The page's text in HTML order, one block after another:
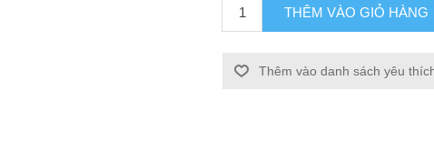
THÊM VÀO GIỎ HÀNG
Thêm vào danh sách yêu